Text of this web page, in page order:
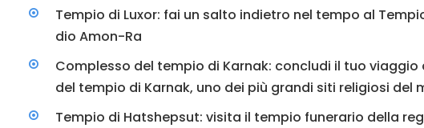
Tempio di Luxor: fai un salto indietro nel tempo al
dio Amon-Ra
Complesso del tempio di Karnak: concludi il tuo
del tempio di Karnak, uno dei più grandi siti religiosi del
Tempio di Hatshepsut: visita il tempio funerario della